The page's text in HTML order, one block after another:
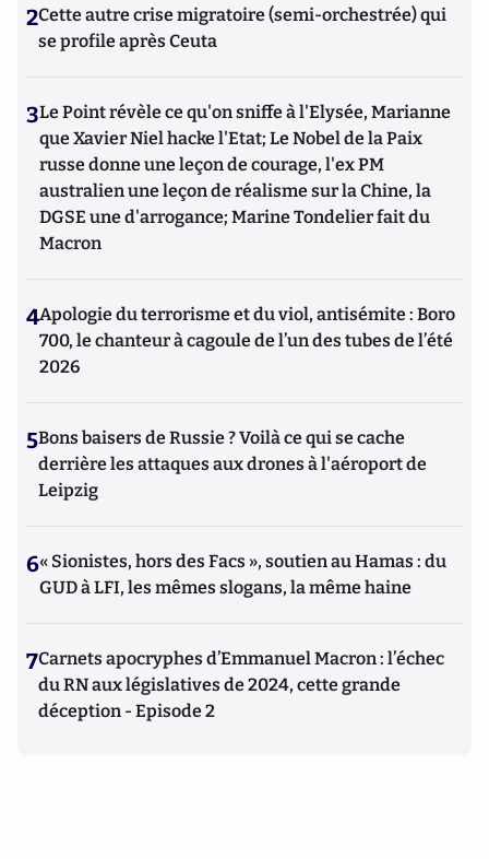
2Cette autre crise migratoire (semi-orchestrée) qui
se profile après Ceuta
3Le Point révèle ce qu'on sniffe à l'Elysée, Marianne
que Xavier Niel hacke l'Etat; Le Nobel de la Paix
russe donne une leçon de courage, l'ex PM
australien une leçon de réalisme sur la Chine, la
DGSE une d'arrogance; Marine Tondelier fait du
Macron
4Apologie du terrorisme et du viol, antisémite : Boro
700, le chanteur à cagoule de l’un des tubes de l’été
2026
5Bons baisers de Russie ? Voilà ce qui se cache
derrière les attaques aux drones à l'aéroport de
Leipzig
6« Sionistes, hors des Facs », soutien au Hamas : du
GUD à LFI, les mêmes slogans, la même haine
7Carnets apocryphes d’Emmanuel Macron : l’échec
du RN aux législatives de 2024, cette grande
déception - Episode 2